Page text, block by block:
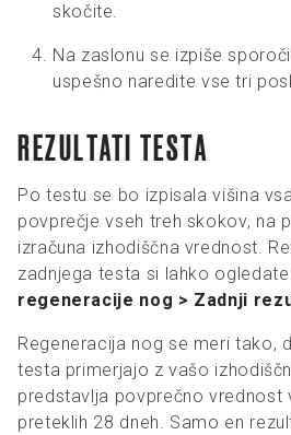
skočite.
Na zaslonu se izpiše
uspešno naredite vse tri
REZULTATI TESTA
Po testu se bo izpisala višina
povprečje vseh treh skokov, na
izračuna izhodiščna vrednost.
zadnjega testa si lahko
regeneracije nog > Zadnji
Regeneracija nog se meri tako,
testa primerjajo z vašo
predstavlja povprečno vrednost
preteklih 28 dneh. Samo en